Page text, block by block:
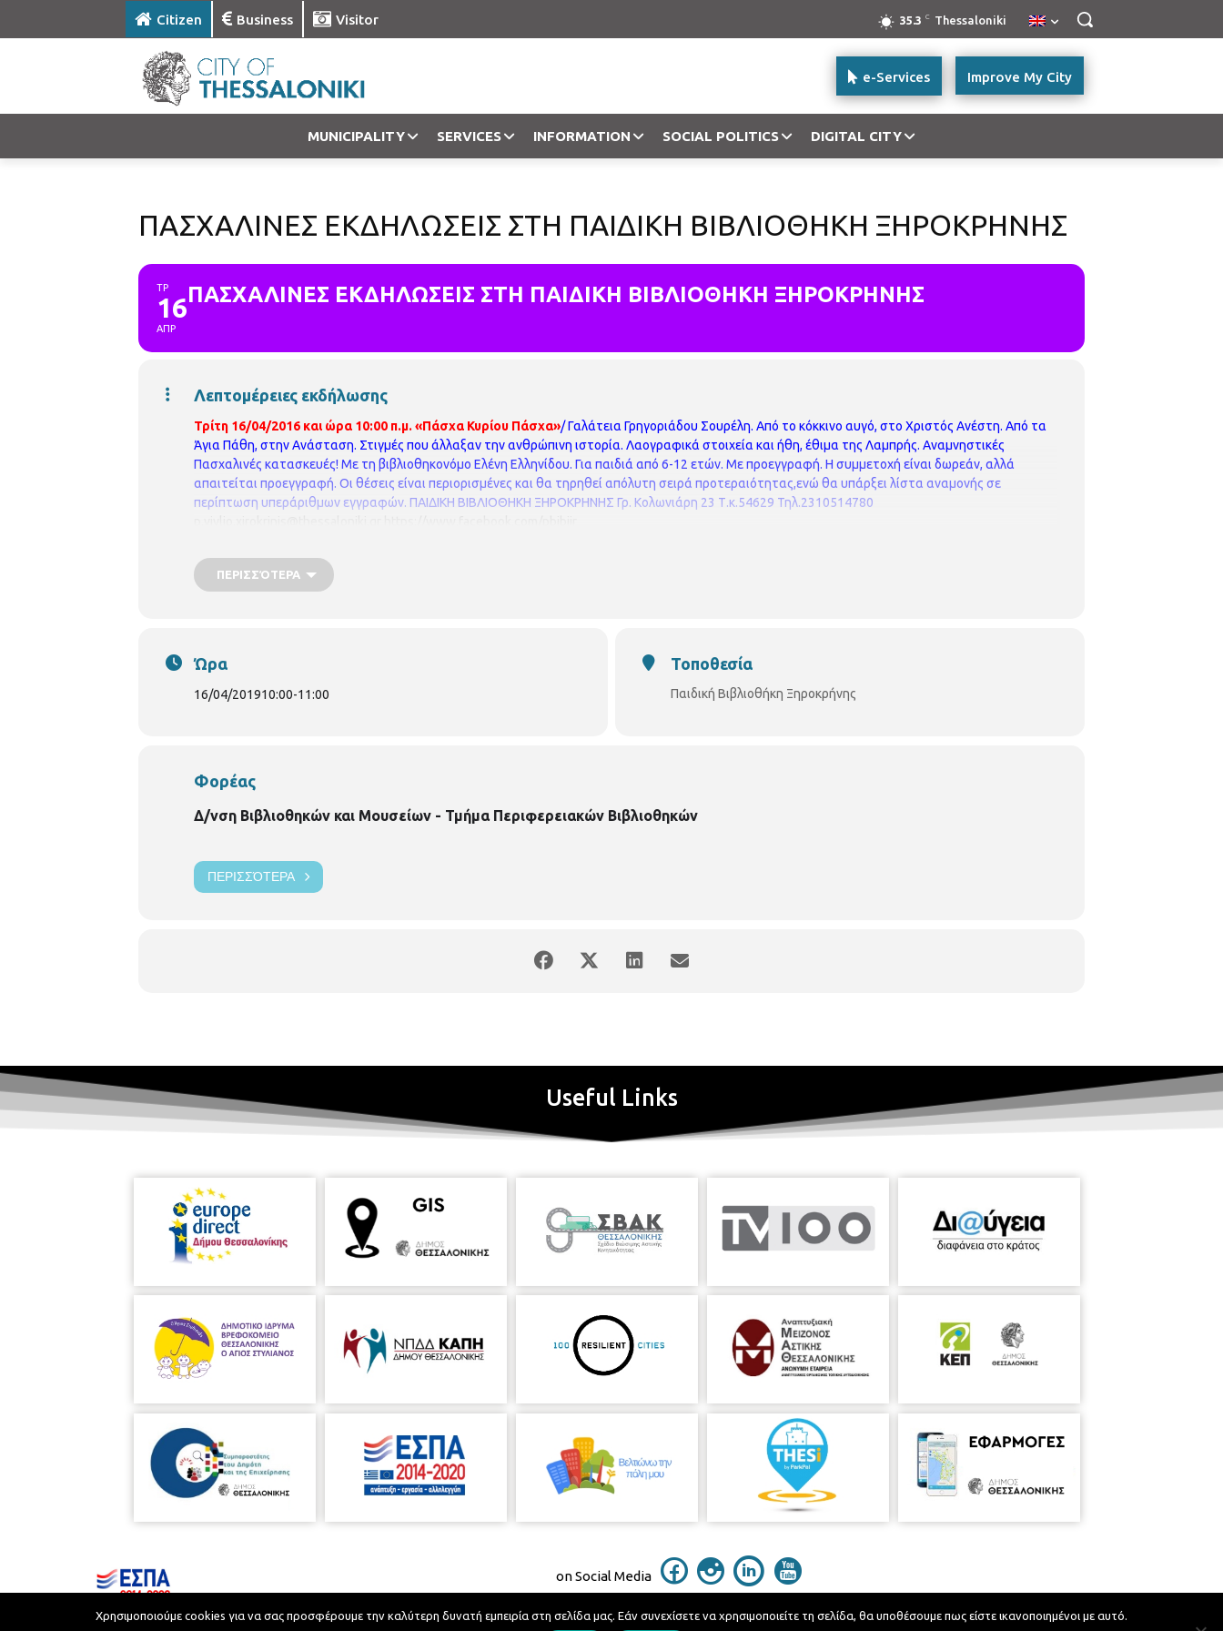
Citizen Business Visitor 35.3 C Thessaloniki
Improve My City
e-Services
MUNICIPALITY SERVICES INFORMATION SOCIAL POLITICS DIGITAL CITY
ΠΑΣΧΑΛΙΝΕΣ ΕΚΔΗΛΩΣΕΙΣ ΣΤΗ ΠΑΙΔΙΚΗ ΒΙΒΛΙΟΘΗΚΗ ΞΗΡΟΚΡΗΝΗΣ
ΤΡ
16
ΑΠΡ
ΠΑΣΧΑΛΙΝΕΣ ΕΚΔΗΛΩΣΕΙΣ ΣΤΗ ΠΑΙΔΙΚΗ ΒΙΒΛΙΟΘΗΚΗ ΞΗΡΟΚΡΗΝΗΣ
Λεπτομέρειες εκδήλωσης
Τρίτη 16/04/2016 και ώρα 10:00 π.μ. «Πάσχα Κυρίου Πάσχα»/ Γαλάτεια Γρηγοριάδου Σουρέλη. Από το κόκκινο αυγό, στο Χριστός Ανέστη. Από τα
Άγια Πάθη, στην Ανάσταση. Στιγμές που άλλαξαν την ανθρώπινη ιστορία. Λαογραφικά στοιχεία και ήθη, έθιμα της Λαμπρής. Αναμνηστικές
Πασχαλινές κατασκευές! Με τη βιβλιοθηκονόμο Ελένη Ελληνίδου. Για παιδιά από 6-12 ετών. Mε προεγγραφή. Η συμμετοχή είναι δωρεάν, αλλά
απαιτείται προεγγραφή. Οι θέσεις είναι περιορισμένες και θα τηρηθεί απόλυτη σειρά προτεραιότητας,ενώ θα υπάρξει λίστα αναμονής σε
περίπτωση υπεράριθμων εγγραφών. ΠΑΙΔΙΚΗ ΒΙΒΛΙΟΘΗΚΗ ΞΗΡΟΚΡΗΝΗΣ Γρ. Κολωνιάρη 23 Τ.κ.54629 Τηλ.2310514780
ΠΕΡΙΣΣΌΤΕΡΑ
Ώρα
16/04/201910:00-11:00
Τοποθεσία
Παιδική Βιβλιοθήκη Ξηροκρήνης
Φορέας
Δ/νση Βιβλιοθηκών και Μουσείων - Τμήμα Περιφερειακών Βιβλιοθηκών
ΠΕΡΙΣΣΌΤΕΡΑ
Useful Links
on Social Media
Municipality of Thessaloniki © 2026
Telephone Catalog Developed byMyCompany Projects
Χρησιμοποιούμε cookies για να σας προσφέρουμε την καλύτερη δυνατή εμπειρία στη σελίδα μας. Εάν συνεχίσετε να χρησιμοποιείτε τη σελίδα, θα υποθέσουμε πως είστε ικανοποιημένοι με αυτό.